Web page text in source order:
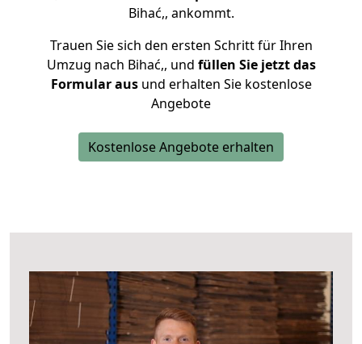
Bihać,, ankommt.
Trauen Sie sich den ersten Schritt für Ihren
Umzug nach Bihać,, und füllen Sie jetzt das
Formular ausund erhalten Sie kostenlose
Angebote
Kostenlose Angebote erhalten